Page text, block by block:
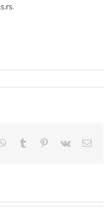
.
WhatsApp
Tumblr Pinterest
Vk